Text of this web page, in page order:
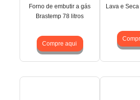
Forno de embutir a gás
Brastemp 78 litros
Compre aqui
Lava e